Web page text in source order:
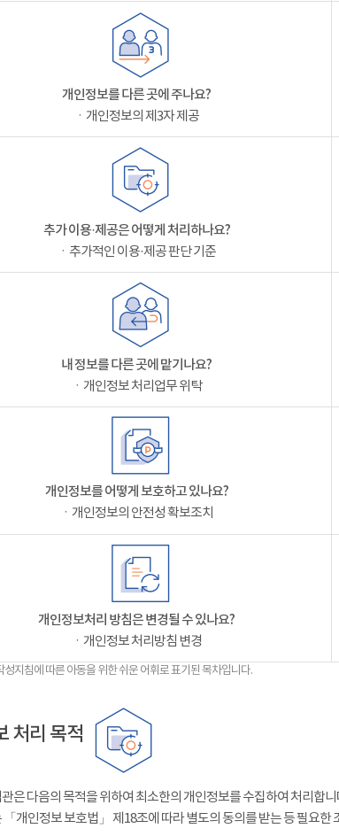
개인정보를 다른 곳에 주나요?
ㆍ개인정보의 제3자 제공
추가 이용·제공은 어떻게 처리하나요?
ㆍ추가적인 이용·제공 판단 기준
내 정보를 다른 곳에 맡기나요?
ㆍ개인정보 처리업무 위탁
개인정보를 어떻게 보호하고 있나요?
ㆍ개인정보의 안전성 확보조치
개인정보처리 방침은 변경될 수 있나요?
ㆍ개인정보 처리방침 변경
지침에 따른 아동을 위한 쉬운 어휘로 표기된 목차입니다.
처리 목적
은 다음의 목적을 위하여 최소한의 개인정보를 수집하여 처리합
「개인정보 보호법」 제18조에 따라 별도의 동의를 받는 등 필요한